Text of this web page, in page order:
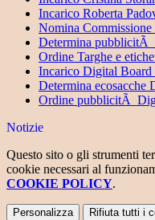
Incarico Roberta
Nomina
Determina pubblicitÃ
Ordine Targhe e
Incarico Digital Board
Determina ecosacche
Ordine pubblicitÃ
Notizie
Questo sito o gli strumenti
cookie necessari al
COOKIE POLICY.
Personalizza Rifiuta tutti i